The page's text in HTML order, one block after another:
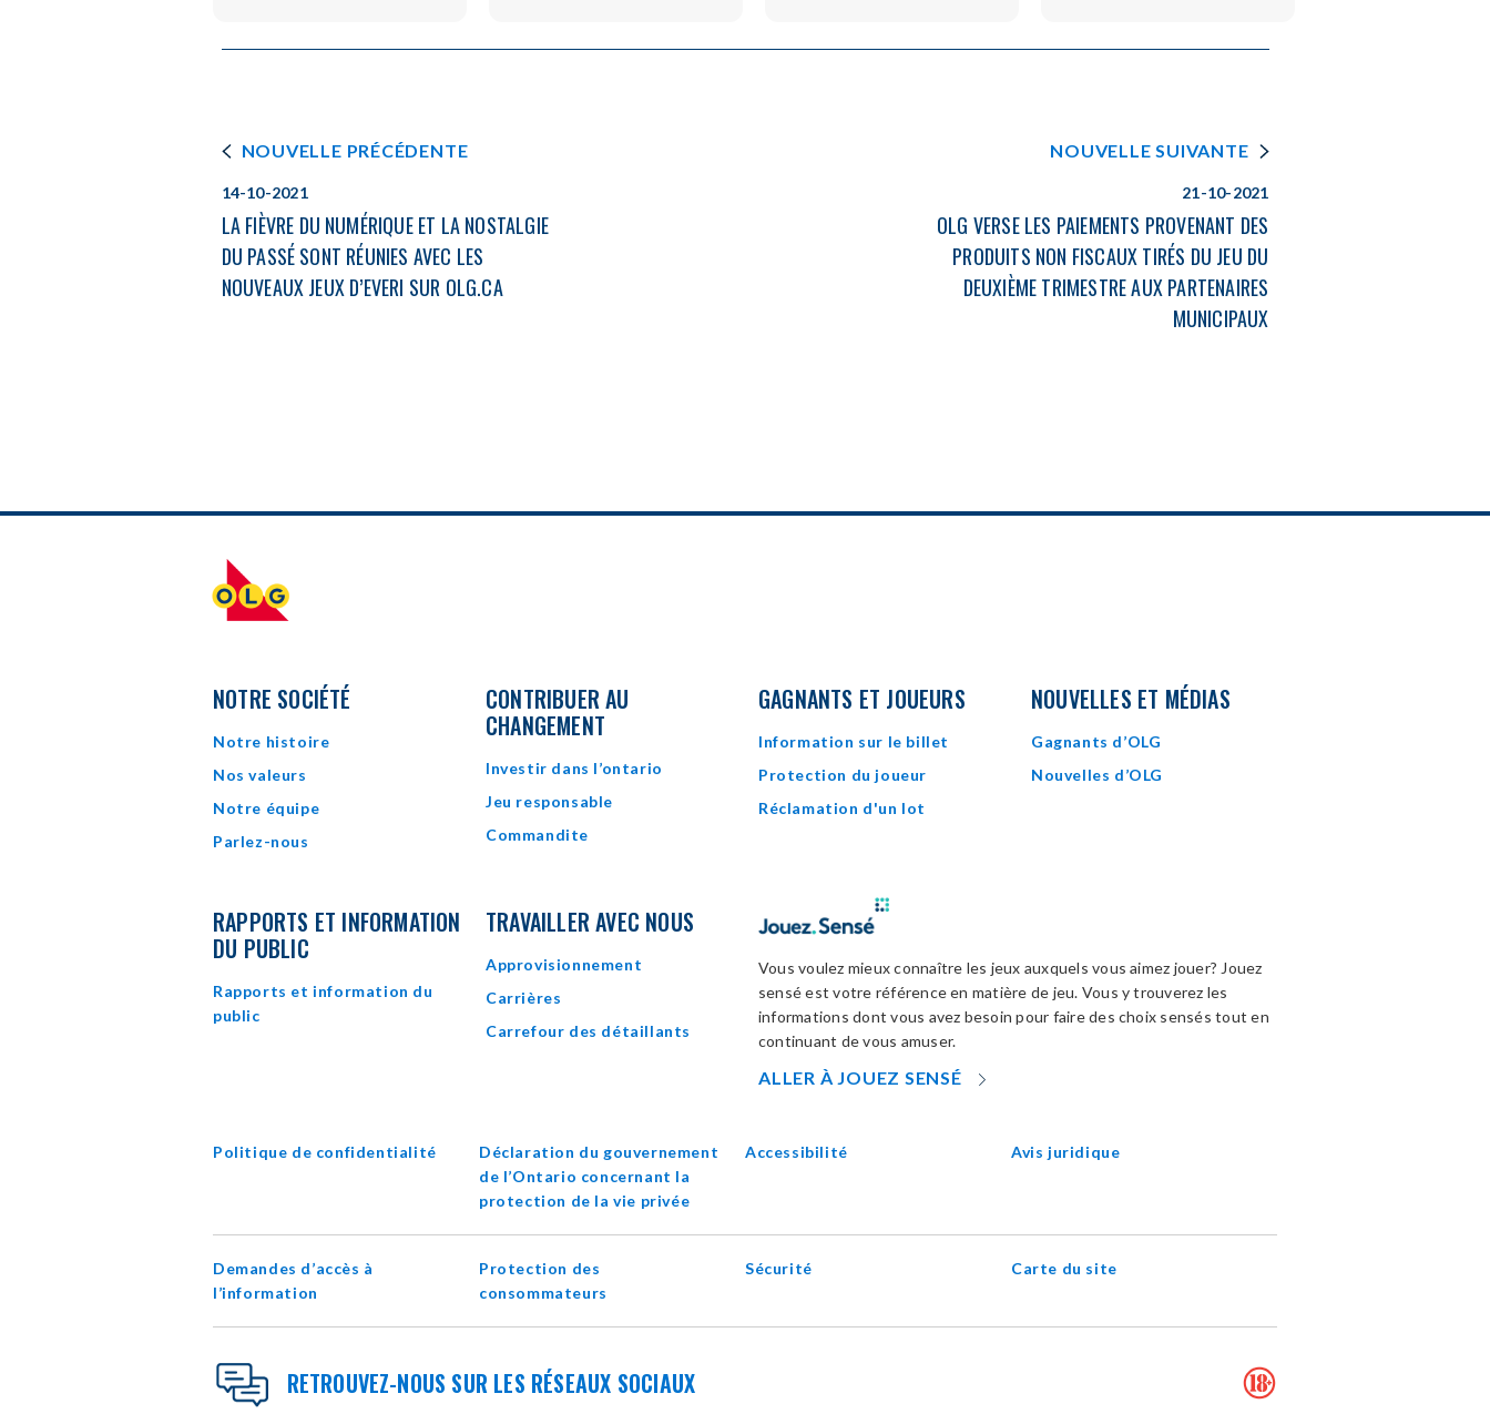
window
window
window
NOUVELLE PRÉCÉDENTE
14-10-2021
LA FIÈVRE DU NUMÉRIQUE ET LA NOSTALGIE
DU PASSÉ SONT RÉUNIES AVEC LES
NOUVEAUX JEUX D’EVERI SUR OLG.CA
NOUVELLE SUIVANTE
21-10-2021
OLG VERSE LES PAIEMENTS PROVENANT DES
PRODUITS NON FISCAUX TIRÉS DU JEU DU
DEUXIÈME TRIMESTRE AUX PARTENAIRES
MUNICIPAUX
NOTRE SOCIÉTÉ
Notre histoire
Nos valeurs
Notre équipe
Parlez-nous
CONTRIBUER AU
CHANGEMENT
Investir dans l’ontario
Jeu responsable
Commandite
GAGNANTS ET JOUEURS
Information sur le billet
Protection du joueur
Réclamation d'un lot
NOUVELLES ET MÉDIAS
Gagnants d’OLG
Nouvelles d’OLG
RAPPORTS ET INFORMATION
DU PUBLIC
Rapports et information du
public
TRAVAILLER AVEC NOUS
Approvisionnement
Carrières
Carrefour des détaillants
Vous voulez mieux connaître les jeux auxquels vous aimez jouer? Jouez
sensé est votre référence en matière de jeu. Vous y trouverez les
informations dont vous avez besoin pour faire des choix sensés tout en
continuant de vous amuser.
ALLER À JOUEZ SENSÉ
WINDOW
Politique de confidentialité
Déclaration du gouvernement
de l’Ontario concernant la
protection de la vie privéeopens
window
Accessibilité Avis juridique
Demandes d’accès à
l’information
Protection des
consommateurs
Sécurité Carte du site
RETROUVEZ-NOUS SUR LES RÉSEAUX SOCIAUX